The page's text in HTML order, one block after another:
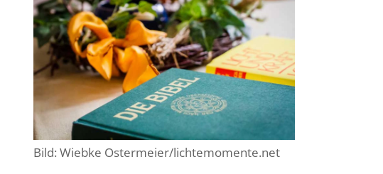
Bild: Wiebke Ostermeier/lichtemomente.net